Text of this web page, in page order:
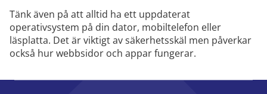
Tänk även på att alltid ha ett uppdaterat
operativsystem på din dator, mobiltelefon eller
läsplatta. Det är viktigt av säkerhetsskäl men påverkar
också hur webbsidor och appar fungerar.